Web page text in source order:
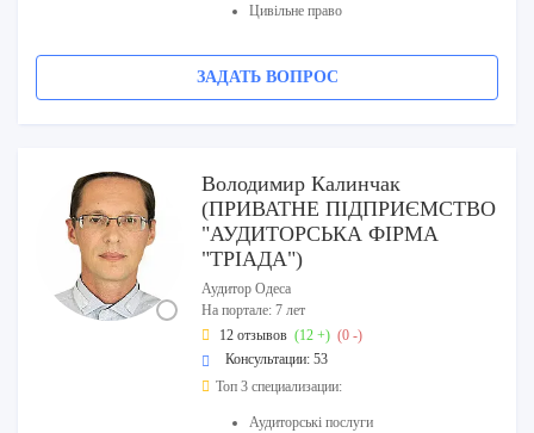
Цивільне право
ЗАДАТЬ ВОПРОС
Володимир Калинчак
(ПРИВАТНЕ ПІДПРИЄМСТВО
"АУДИТОРСЬКА ФІРМА
"ТРІАДА")
Аудитор Одеса
На портале: 7 лет
12 отзывов (12 +) (0 -)
Консультации: 53
Топ 3 специализации:
Аудиторські послуги